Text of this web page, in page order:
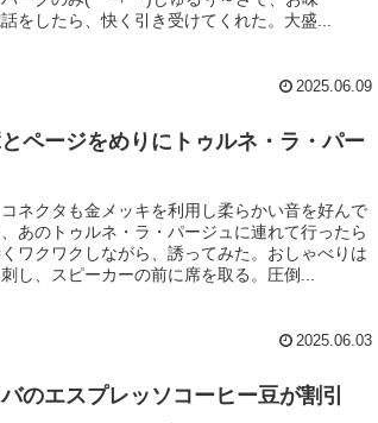
をしたら、快く引き受けてくれた。大盛...
2025.06.09
ページをめりにトゥルネ・ラ・パー
ネクタも金メッキを利用し柔らかい音を好んで
あのトゥルネ・ラ・パージュに連れて行ったら
ワクワクしながら、誘ってみた。おしゃべりは
し、スピーカーの前に席を取る。圧倒...
2025.06.03
のエスプレッソコーヒー豆が割引